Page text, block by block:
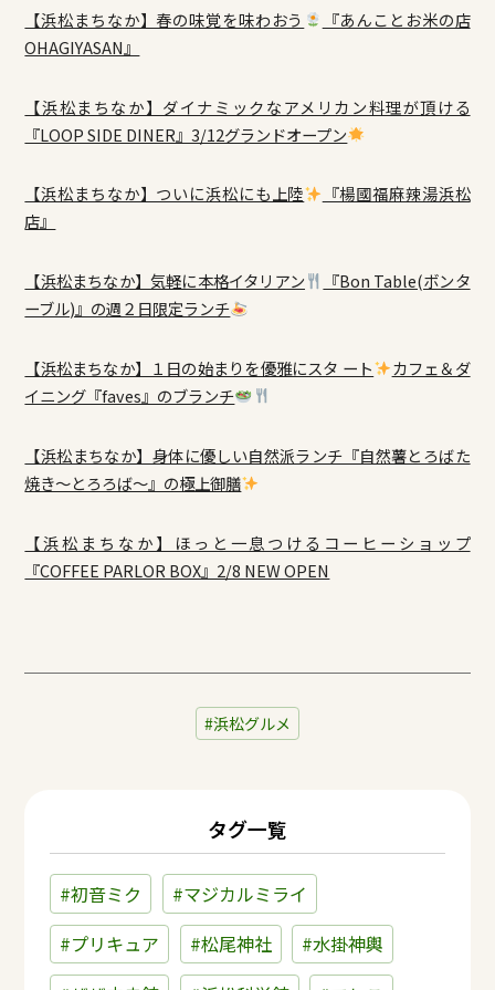
【浜松まちなか】春の味覚を味わおう
『あんことお米の店
OHAGIYASAN』
【浜松まちなか】ダイナミックなアメリカン料理が頂ける
『LOOP SIDE DINER』3/12グランドオープン
【浜松まちなか】ついに浜松にも上陸
『楊國福麻辣湯浜松
店』
【浜松まちなか】気軽に本格イタリアン
『Bon Table(ボンタ
ーブル)』の週２日限定ランチ
【浜松まちなか】１日の始まりを優雅にスタ ート
カフェ＆ダ
イニング『faves』のブランチ
【浜松まちなか】身体に優しい自然派ランチ『自然薯とろばた
焼き〜とろろば〜』の極上御膳
【浜松まちなか】ほっと一息つけるコーヒーショップ
『COFFEE PARLOR BOX』2/8 NEW OPEN
浜松グルメ
タグ一覧
#初音ミク
#マジカルミライ
#プリキュア
#松尾神社
#水掛神輿